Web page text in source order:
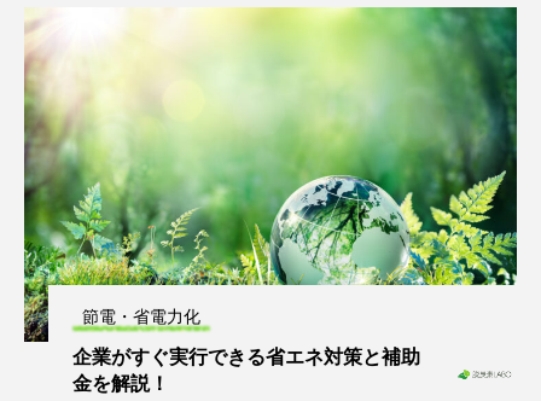
節電・省電力化
企業がすぐ実行できる省エネ対策と補助
金を解説！